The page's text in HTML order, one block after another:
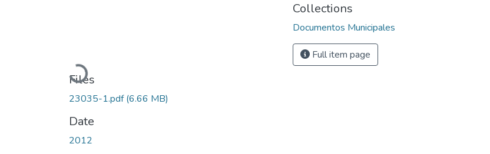
Loading...
Files
23035-1.pdf(6.66 MB)
Date
2012
Collections
Documentos Municipales
Full item page